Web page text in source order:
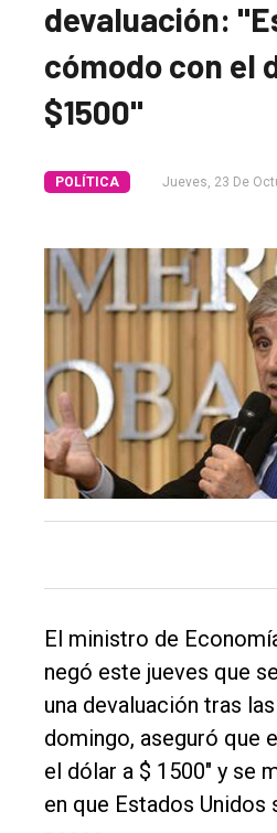
El
único
DIARIO
Balcarce
Int.
General
Política
Cultura
Entrevistas
Rural
devaluación:
cómodo con el
$1500"
POLÍTICA Jueves, 23 De
El ministro de
negó este jueves que
una devaluación tras
domingo, aseguró que
el dólar a $ 1500" y se
en que Estados Unidos